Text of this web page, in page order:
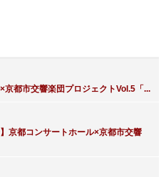
京都市交響楽団プロジェクトVol.5「...
京都コンサートホール×京都市交響